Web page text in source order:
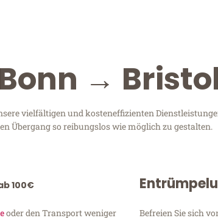
→
vielfältigen und kosteneffizienten
Übergang so reibungslos wie möglich zu gestalten.
100€
oder den Transport weniger
Befreien Sie sich